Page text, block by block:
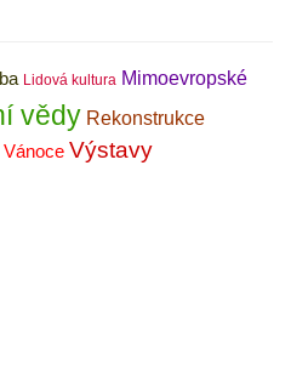
Lidová kultura Mimoevropské
vědy Rekonstrukce
Vánoce Výstavy